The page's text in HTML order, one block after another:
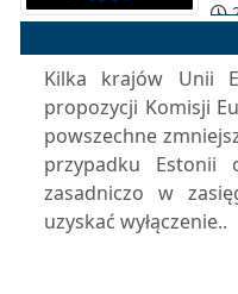
Kilka krajów Unii
propozycji Komisji
powszechne
przypadku Estonii
zasadniczo w
uzyskać wyłączenie..